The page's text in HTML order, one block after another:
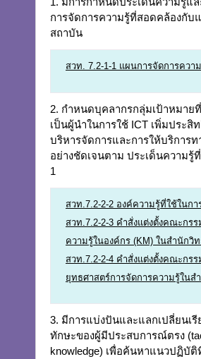
การจัดการความรู้ที่สอดคล้องกับ
สถาบัน
สวท. 7.2-1-1 แผนการจัดการควา
2. กำหนดบุคลากรกลุ่มเป้าหมาย
เป็นผู้นำในการใช้ ICT เพิ่มประสิ
บริหารจัดการและการให้บริการท
อย่างชัดเจนตาม ประเด็นความรู้
1
สวท.7.2-2-2 องค์ความรู้ที่ใช้ในก
สวท.7.2-2-3 คำสั่งแต่งตั้งคณะกร
ความรู้ในองค์กร (KM) ในสำนักวิ
สวท.7.2-2-4 คำสั่งแต่งตั้งคณะกรร
ยุทธศาสตร์การจัดการความรู้ในส
3. มีการแบ่งปันและแลกเปลี่ยนเ
ทักษะของผู้มีประสบการณ์ตรง
knowledge) เพื่อค้นหาแนวปฏิบั